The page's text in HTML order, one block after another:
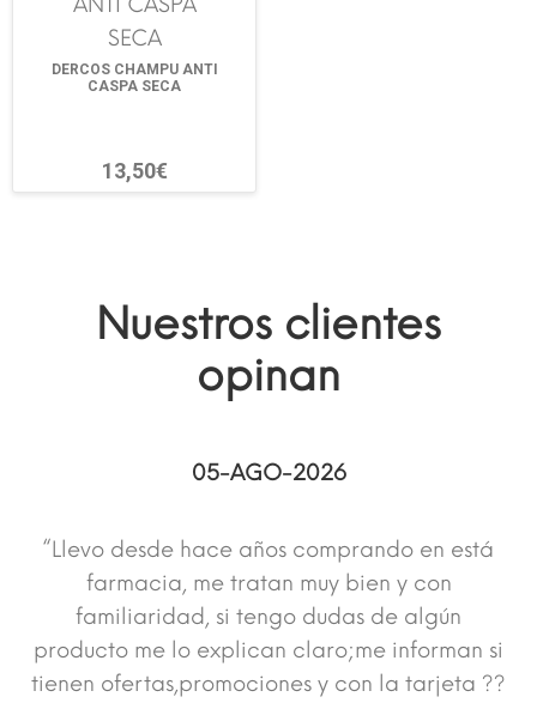
DERCOS CHAMPU ANTI
CASPA SECA
13,50€
Nuestros clientes
opinan
05-AGO-2026
“Llevo desde hace años comprando en está
farmacia, me tratan muy bien y con
familiaridad, si tengo dudas de algún
producto me lo explican claro;me informan si
tienen ofertas,promociones y con la tarjeta ??